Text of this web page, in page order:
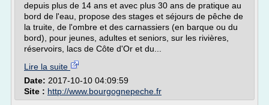
depuis plus de 14 ans et avec plus 30 ans de pratique au
bord de l'eau, propose des stages et séjours de pêche de
la truite, de l'ombre et des carnassiers (en barque ou du
bord), pour jeunes, adultes et seniors, sur les rivières,
réservoirs, lacs de Côte d'Or et du...
Lire la suite
Date: 2017-10-10 04:09:59
Site : http://www.bourgognepeche.fr